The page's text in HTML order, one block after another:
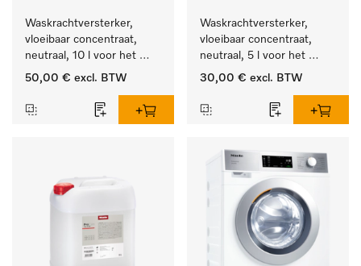
Waskrachtversterker,
vloeibaar concentraat,
neutraal, 10 l voor het
effectief verwijderen van
50,00 € excl. BTW
Waskrachtversterker,
vloeibaar concentraat,
neutraal, 5 l voor het
effectief verwijderen van
30,00 € excl. BTW